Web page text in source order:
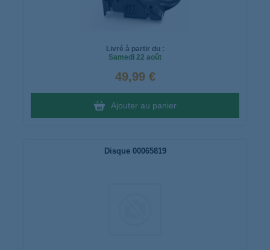
Livré à partir du :
Samedi 22 août
49,99 €
Ajouter au panier
Disque 00065819